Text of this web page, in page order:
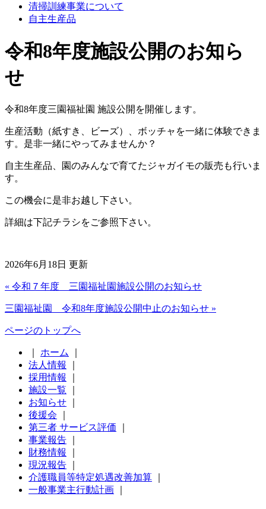
清掃訓練事業について
自主生産品
令和8年度施設公開のお知ら
せ
令和8年度三園福祉園 施設公開を開催します。
生産活動（紙すき、ビーズ）、ボッチャを一緒に体験できま
す。是非一緒にやってみませんか？
自主生産品、園のみんなで育てたジャガイモの販売も行いま
す。
この機会に是非お越し下さい。
詳細は下記チラシをご参照下さい。
2026年6月18日 更新
« 令和７年度 三園福祉園施設公開のお知らせ
三園福祉園 令和8年度施設公開中止のお知らせ »
ページのトップへ
ホーム
法人情報
採用情報
施設一覧
お知らせ
後援会
第三者 サービス評価
事業報告
財務情報
現況報告
介護職員等特定処遇改善加算
一般事業主行動計画